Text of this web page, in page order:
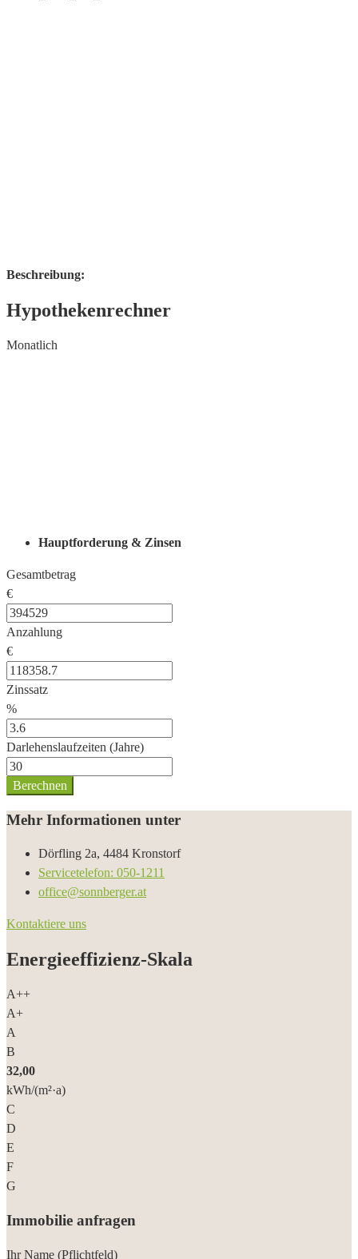
Beschreibung:
Hypothekenrechner
Monatlich
Hauptforderung & Zinsen
Gesamtbetrag
€
Anzahlung
€
Zinssatz
%
Darlehenslaufzeiten (Jahre)
Berechnen
Mehr Informationen unter
Dörfling 2a, 4484 Kronstorf
Servicetelefon: 050-1211
office@sonnberger.at
Kontaktiere uns
Energieeffizienz-Skala
A++
A+
A
B
32,00
kWh/(m²·a)
C
D
E
F
G
Immobilie anfragen
Ihr Name (Pflichtfeld)